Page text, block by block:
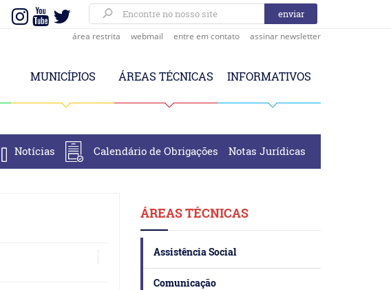
área restrita webmail entre em contato assinar newsletter
MUNICÍPIOS ÁREAS TÉCNICAS INFORMATIVOS
Notícias Calendário de Obrigações Notas Jurídicas
ÁREAS TÉCNICAS
Assistência Social
Comunicação